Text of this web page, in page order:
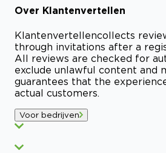
Over Klantenvertellen
Klantenvertellencollects
through invitations after a
All reviews are checked for
exclude unlawful content and
guarantees that the
actual customers.
Voor bedrijven